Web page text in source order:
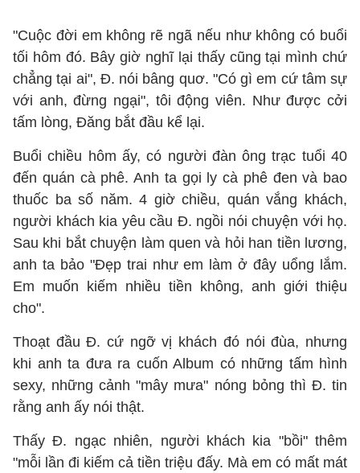
"Cuộc đời em không rẽ ngã nếu như không có buổi
tối hôm đó. Bây giờ nghĩ lại thấy cũng tại mình chứ
chẳng tại ai", Đ. nói bâng quơ. "Có gì em cứ tâm sự
với anh, đừng ngại", tôi động viên. Như được cởi
tấm lòng, Đăng bắt đầu kể lại.
Buổi chiều hôm ấy, có người đàn ông trạc tuổi 40
đến quán cà phê. Anh ta gọi ly cà phê đen và bao
thuốc ba số năm. 4 giờ chiều, quán vắng khách,
người khách kia yêu cầu Đ. ngồi nói chuyện với họ.
Sau khi bắt chuyện làm quen và hỏi han tiền lương,
anh ta bảo "Đẹp trai như em làm ở đây uổng lắm.
Em muốn kiếm nhiều tiền không, anh giới thiệu
cho".
Thoạt đầu Đ. cứ ngỡ vị khách đó nói đùa, nhưng
khi anh ta đưa ra cuốn Album có những tấm hình
sexy, những cảnh "mây mưa" nóng bỏng thì Đ. tin
rằng anh ấy nói thật.
Thấy Đ. ngạc nhiên, người khách kia "bồi" thêm
"mỗi lần đi kiếm cả tiền triệu đấy. Mà em có mất mát